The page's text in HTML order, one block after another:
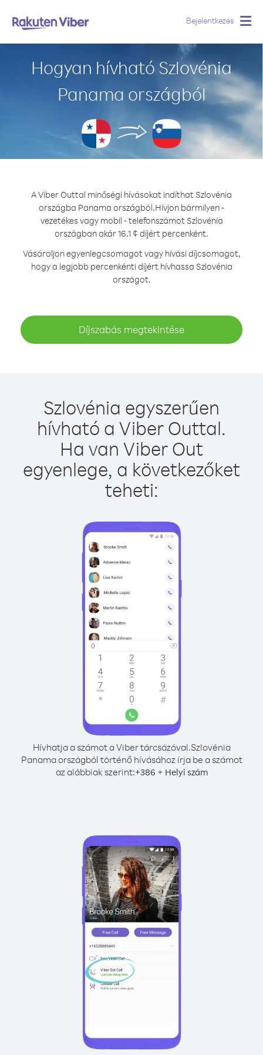
Bejelentkezés
Hogyan hívható Szlovénia
Panama országból
A Viber Outtal minőségi hívásokat indíthat Szlovénia
országba Panama országból.Hívjon bármilyen -
vezetékes vagy mobil - telefonszámot Szlovénia
országban akár 16.1 ¢ díjért percenként.
Vásároljon egyenlegcsomagot vagy hívási díjcsomagot,
hogy a legjobb percenkénti díjért hívhassa Szlovénia
országot.
Díjszabás megtekintése
Szlovénia egyszerűen
hívható a Viber Outtal.
Ha van Viber Out
egyenlege, a következőket
teheti:
Hívhatja a számot a Viber tárcsázóval.Szlovénia
Panama országból történő hívásához írja be a számot
az alábbiak szerint:+386 + Helyi szám